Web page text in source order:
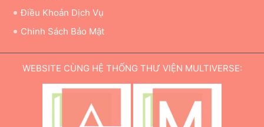
Điều Khoản Dịch Vụ
Chinh Sách Bảo Mật
WEBSITE CÙNG HỆ THỐNG THƯ VIỆN MULTIVERSE: